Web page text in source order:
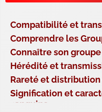
Compatibilité et
Comprendre les
Connaître son
Hérédité et
Rareté et
Signification et
sanguins